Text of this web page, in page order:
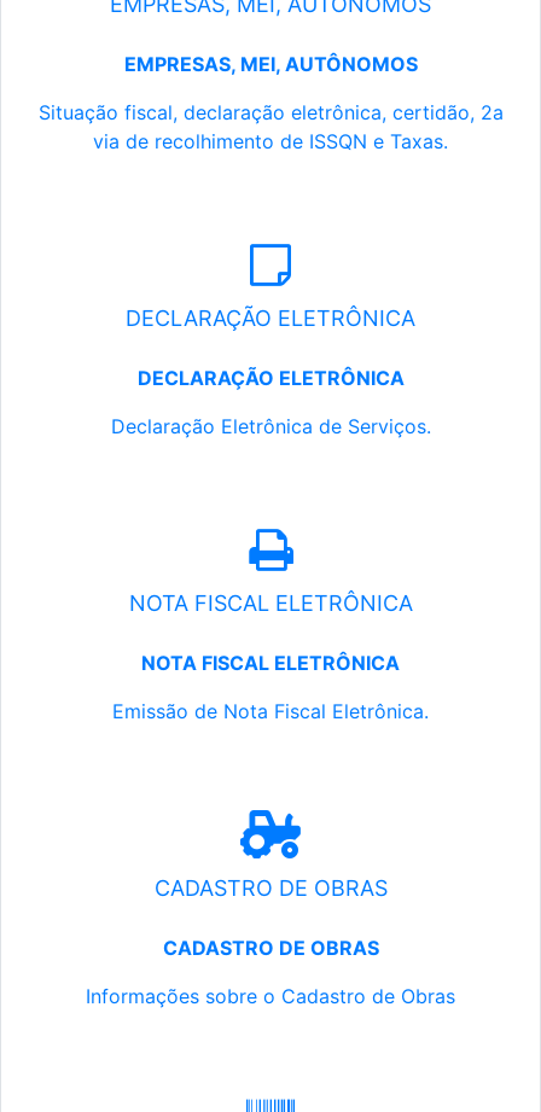
EMPRESAS, MEI, AUTÔNOMOS
Situação fiscal, declaração eletrônica, certidão, 2a
via de recolhimento de ISSQN e Taxas.
DECLARAÇÃO ELETRÔNICA
DECLARAÇÃO ELETRÔNICA
Declaração Eletrônica de Serviços.
NOTA FISCAL ELETRÔNICA
NOTA FISCAL ELETRÔNICA
Emissão de Nota Fiscal Eletrônica.
CADASTRO DE OBRAS
CADASTRO DE OBRAS
Informações sobre o Cadastro de Obras